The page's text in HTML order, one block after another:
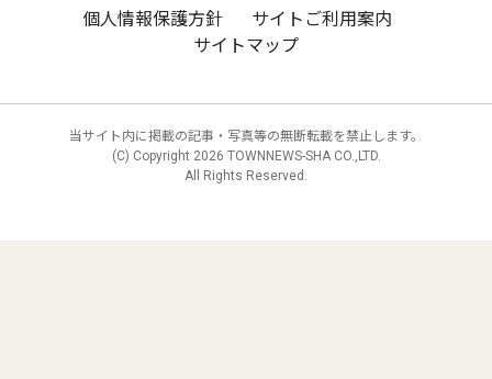
個人情報保護方針
サイトご利用案内
サイトマップ
当サイト内に掲載の記事・写真等の無断転載を禁止します。
(C) Copyright 2026 TOWNNEWS-SHA CO.,LTD.
All Rights Reserved.